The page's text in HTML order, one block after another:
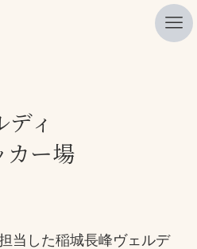
ィ
カー場
当した稲城長峰ヴェルデ